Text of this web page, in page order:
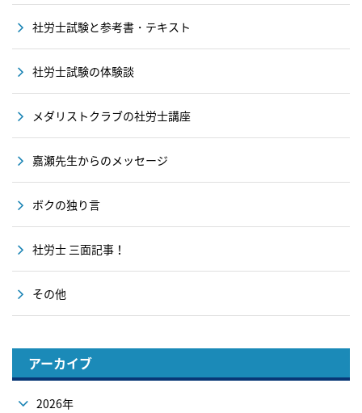
社労士試験と参考書・テキスト
社労士試験の体験談
メダリストクラブの社労士講座
嘉瀬先生からのメッセージ
ボクの独り言
社労士 三面記事！
その他
アーカイブ
2026年